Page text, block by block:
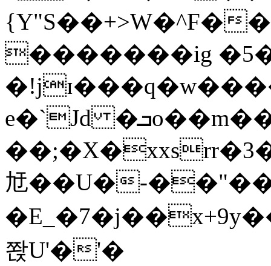
{Y"S��+>W�^F�
�������ig
e�`Jd �ܒo��m��1��d|
㝼��U�-
쫝U'�'�